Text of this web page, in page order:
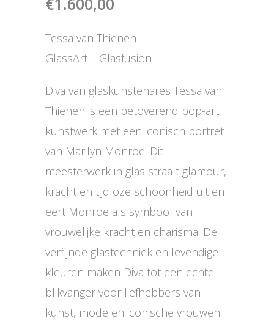
Tessa van Thienen
GlassArt – Glasfusion
Diva van glaskunstenares Tessa van
Thienen is een betoverend pop-art
kunstwerk met een iconisch portret
van Marilyn Monroe. Dit
meesterwerk in glas straalt glamour,
kracht en tijdloze schoonheid uit en
eert Monroe als symbool van
vrouwelijke kracht en charisma. De
verfijnde glastechniek en levendige
kleuren maken Diva tot een echte
blikvanger voor liefhebbers van
kunst, mode en iconische vrouwen.